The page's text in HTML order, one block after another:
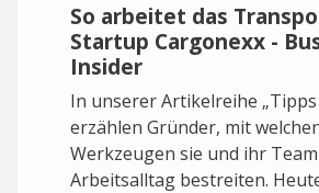
So arbeitet das
Startup Cargonexx -
Insider
In unserer Artikelreihe
erzählen Gründer, mit
Werkzeugen sie und ihr
Arbeitsalltag bestreiten.